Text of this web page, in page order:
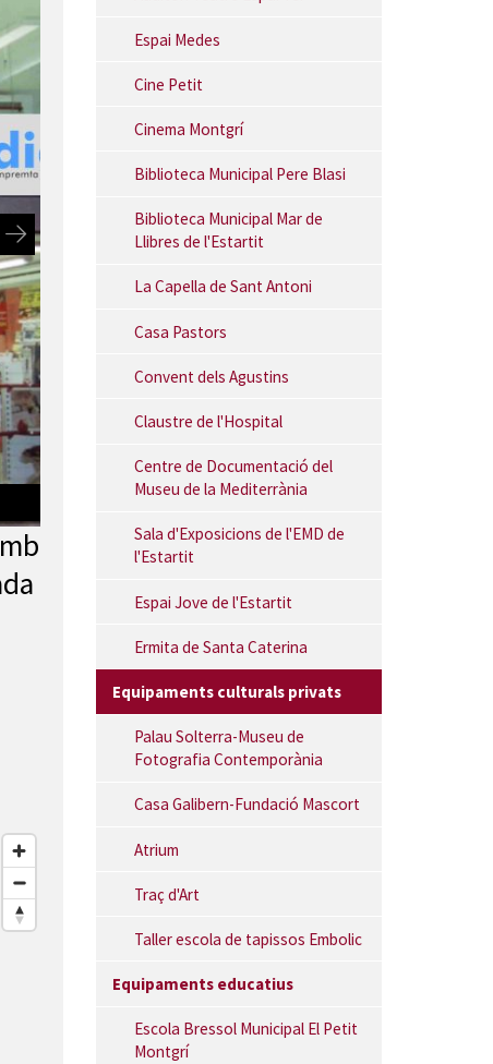
Espai Medes
Cine Petit
Cinema Montgrí
Biblioteca Municipal Pere Blasi
Biblioteca Municipal Mar de
Llibres de l'Estartit
La Capella de Sant Antoni
Casa Pastors
Convent dels Agustins
Claustre de l'Hospital
Centre de Documentació del
Museu de la Mediterrània
Sala d'Exposicions de l'EMD de
l'Estartit
Espai Jove de l'Estartit
Ermita de Santa Caterina
Equipaments culturals privats
Palau Solterra-Museu de
Fotografia Contemporània
Casa Galibern-Fundació Mascort
Atrium
Traç d'Art
Taller escola de tapissos Embolic
Equipaments educatius
Escola Bressol Municipal El Petit
Montgrí